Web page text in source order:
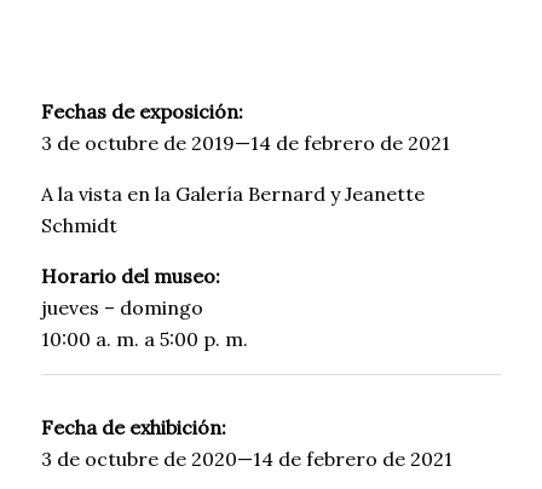
Fechas de exposición:
3 de octubre de 2019—14 de febrero de 2021
A la vista en la Galería Bernard y Jeanette
Schmidt
Horario del museo:
jueves – domingo
10:00 a. m. a 5:00 p. m.
Fecha de exhibición:
3 de octubre de 2020—14 de febrero de 2021